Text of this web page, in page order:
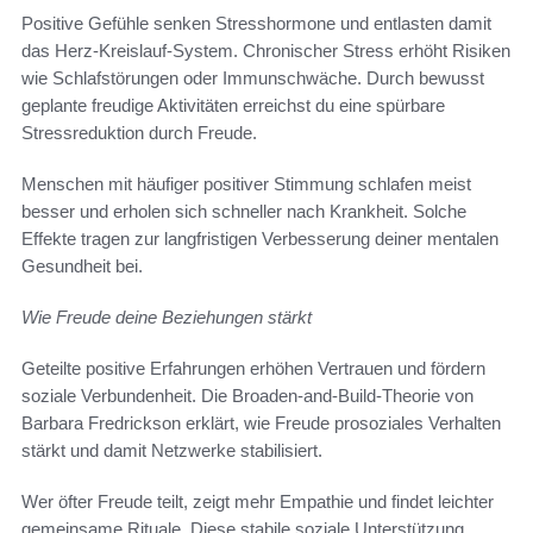
Positive Gefühle senken Stresshormone und entlasten damit
das Herz-Kreislauf-System. Chronischer Stress erhöht Risiken
wie Schlafstörungen oder Immunschwäche. Durch bewusst
geplante freudige Aktivitäten erreichst du eine spürbare
Stressreduktion durch Freude.
Menschen mit häufiger positiver Stimmung schlafen meist
besser und erholen sich schneller nach Krankheit. Solche
Effekte tragen zur langfristigen Verbesserung deiner mentalen
Gesundheit bei.
Wie Freude deine Beziehungen stärkt
Geteilte positive Erfahrungen erhöhen Vertrauen und fördern
soziale Verbundenheit. Die Broaden-and-Build-Theorie von
Barbara Fredrickson erklärt, wie Freude prosoziales Verhalten
stärkt und damit Netzwerke stabilisiert.
Wer öfter Freude teilt, zeigt mehr Empathie und findet leichter
gemeinsame Rituale. Diese stabile soziale Unterstützung